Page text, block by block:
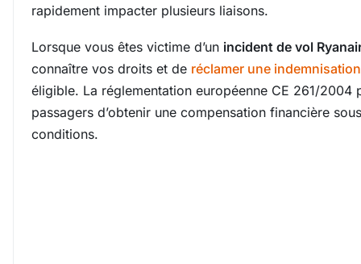
rapidement impacter plusieurs liaisons.
Lorsque vous êtes victime d’un incident de vol
connaître vos droits et de réclamer une indemnisation
éligible. La réglementation européenne CE 261/2004
passagers d’obtenir une compensation financière
conditions.